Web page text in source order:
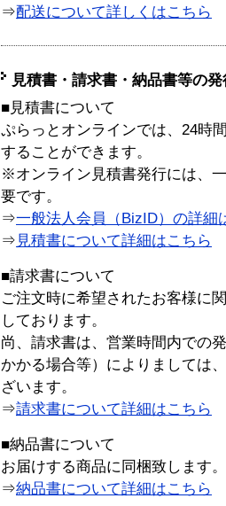
⇒配送について詳しくはこちら
見積書・請求書・納品書等の
■見積書について
ぷらっとオンラインでは、24時
することができます。
※オンライン見積書発行には、
要です。
⇒一般法人会員（BizID）の詳細
⇒ 見積書について詳細はこちら
■請求書について
ご注文時に希望されたお客様に
しております。
尚、請求書は、営業時間内での
かかる場合等）によりましては
ざいます。
⇒請求書について詳細はこちら
■納品書について
お届けする商品に同梱致します。
⇒納品書について詳細はこちら